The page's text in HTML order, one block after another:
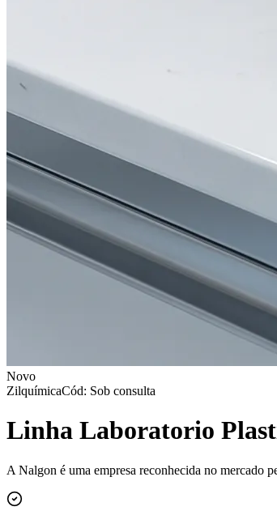
Novo
ZilquímicaCód: Sob consulta
Linha Laboratorio
A Nalgon é uma empresa reconhecida no mercado